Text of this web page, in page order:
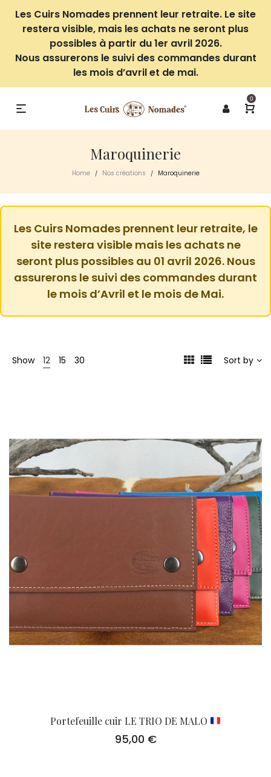
Les Cuirs Nomades prennent leur retraite. Le site
restera visible, mais les achats ne seront plus
possibles à partir du 1er avril 2026.
Nous assurerons le suivi des commandes durant
les mois d’avril et de mai.
0
Maroquinerie
Home / Nos créations / Maroquinerie
Les Cuirs Nomades prennent leur retraite, le
site restera visible mais les achats ne
seront plus possibles au 01 avril 2026. Nous
assurerons le suivi des commandes durant
le mois d’Avril et le mois de Mai.
Show 12 15 30 Sort by
Portefeuille cuir LE TRIO DE MALO
95,00 €